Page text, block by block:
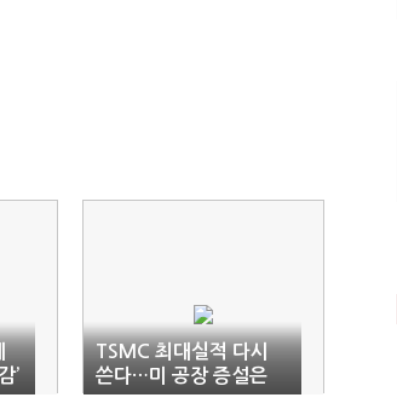
’
TSMC 최대실적 다시
쓴다…미 공장 증설은
‘부담’